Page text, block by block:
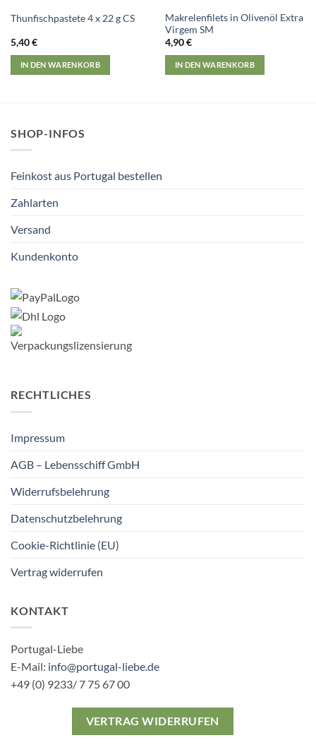
Thunfischpastete 4 x 22 g CS
5,40€
IN DEN WARENKORB
Makrelenfilets in Olivenöl Extra
Virgem SM
4,90€
IN DEN WARENKORB
SHOP-INFOS
Feinkost aus Portugal bestellen
Zahlarten
Versand
Kundenkonto
RECHTLICHES
Impressum
AGB – Lebensschiff GmbH
Widerrufsbelehrung
Datenschutzbelehrung
Cookie-Richtlinie (EU)
Vertrag widerrufen
KONTAKT
Portugal-Liebe
E-Mail: info@portugal-liebe.de
+49 (0) 9233/ 7 75 67 00
VERTRAG WIDERRUFEN